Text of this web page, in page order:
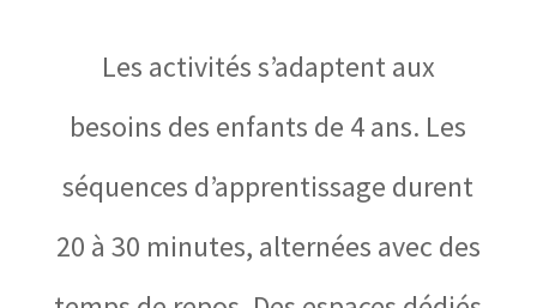
Les activités s’adaptent aux
besoins des enfants de 4 ans. Les
séquences d’apprentissage durent
20 à 30 minutes, alternées avec des